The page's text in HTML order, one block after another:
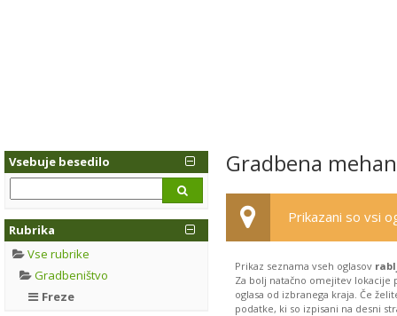
Vsebuje besedilo
Rubrika
Vse rubrike
Gradbeništvo
Freze
Gradbena
Prikazani so vsi
Prikaz seznama vseh oglasov
Za bolj natačno omejitev lokacije
oglasa od izbranega kraja. Če
podatke, ki so izpisani na desni